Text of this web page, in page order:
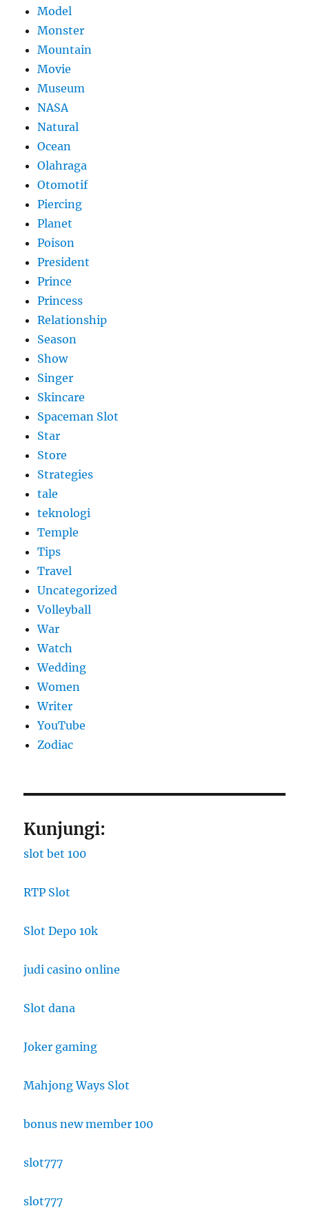
Model
Monster
Mountain
Movie
Museum
NASA
Natural
Ocean
Olahraga
Otomotif
Piercing
Planet
Poison
President
Prince
Princess
Relationship
Season
Show
Singer
Skincare
Spaceman Slot
Star
Store
Strategies
tale
teknologi
Temple
Tips
Travel
Uncategorized
Volleyball
War
Watch
Wedding
Women
Writer
YouTube
Zodiac
Kunjungi:
slot bet 100
RTP Slot
Slot Depo 10k
judi casino online
Slot dana
Joker gaming
Mahjong Ways Slot
bonus new member 100
slot777
slot777